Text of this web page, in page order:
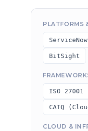
PLATFORMS
ServiceNow
BitSight
ISO 27001
CAIQ
CLOUD &